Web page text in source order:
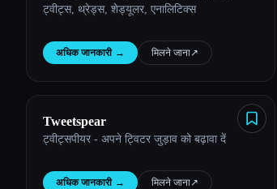
ट्वीट्स, थ्रेड्स, शेड्यूलर, एनालिटिक्स
अधिक जानकारी → मिलने जाना↗︎
Tweetspear
ट्वीट्सपीयर - अपने ट्विटर जुड़ाव को बढ़ावा दें
अधिक जानकारी → मिलने जाना↗︎